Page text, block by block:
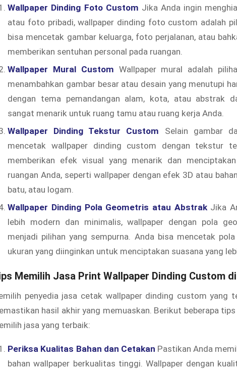
Wallpaper Dinding Foto Custom Jika Anda ingin
atau foto pribadi, wallpaper dinding foto custom adalah
bisa mencetak gambar keluarga, foto perjalanan, atau
memberikan sentuhan personal pada ruangan.
Wallpaper Mural Custom Wallpaper mural adalah
menambahkan gambar besar atau desain yang menutupi
dengan tema pemandangan alam, kota, atau abstrak
sangat menarik untuk ruang tamu atau ruang kerja Anda.
Wallpaper Dinding Tekstur Custom Selain gambar
mencetak wallpaper dinding custom dengan tekstur
memberikan efek visual yang menarik dan
ruangan Anda, seperti wallpaper dengan efek 3D atau
batu, atau logam.
Wallpaper Dinding Pola Geometris atau AbstrakJika
lebih modern dan minimalis, wallpaper dengan pola
menjadi pilihan yang sempurna. Anda bisa mencetak
ukuran yang diinginkan untuk menciptakan suasana yang
Memilih Jasa Print Wallpaper Dinding Custom
penyedia jasa cetak wallpaper dinding custom yang
hasil akhir yang memuaskan. Berikut beberapa
jasa yang terbaik:
Periksa Kualitas Bahan dan Cetakan Pastikan Anda
bahan wallpaper berkualitas tinggi. Wallpaper dengan